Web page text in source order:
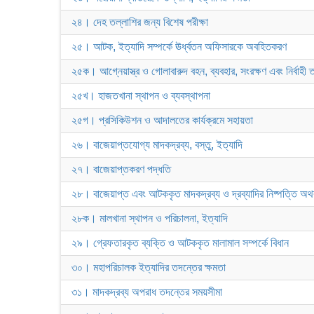
২৪। দেহ তল্লাশির জন্য বিশেষ পরীক্ষা
২৫। আটক, ইত্যাদি সম্পর্কে ঊর্ধ্বতন অফিসারকে অবহিতকরণ
২৫ক। আগ্নেয়াস্ত্র ও গোলাবারুদ বহন, ব্যবহার, সংরক্ষণ এবং নির্বাহী
২৫খ। হাজতখানা স্থাপন ও ব্যবস্থাপনা
২৫গ। প্রসিকিউশন ও আদালতের কার্যক্রমে সহায়তা
২৬। বাজেয়াপ্তযোগ্য মাদকদ্রব্য, বস্তু, ইত্যাদি
২৭। বাজেয়াপ্তকরণ পদ্ধতি
২৮। বাজেয়াপ্ত এবং আটককৃত মাদকদ্রব্য ও দ্রব্যাদির নিষ্পত্তি
২৮ক। মালখানা স্থাপন ও পরিচালনা, ইত্যাদি
২৯। গ্রেফতারকৃত ব্যক্তি ও আটককৃত মালামাল সম্পর্কে বিধান
৩০। মহাপরিচালক ইত্যাদির তদন্তের ক্ষমতা
৩১। মাদকদ্রব্য অপরাধ তদন্তের সময়সীমা